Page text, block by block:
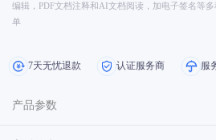
编辑，PDF文档注释和AI文档阅读，加电子签名等
单
7天无忧退款 认证服务商 服
产品参数